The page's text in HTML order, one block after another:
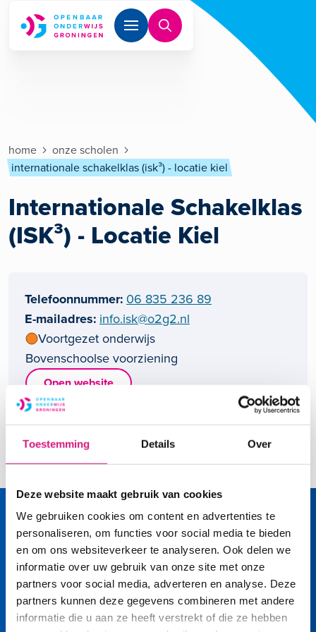
Toestemming Details Over
Deze website maakt gebruik van cookies
We gebruiken cookies om content en advertenties te
personaliseren, om functies voor social media te bieden
en om ons websiteverkeer te analyseren. Ook delen we
informatie over uw gebruik van onze site met onze
partners voor social media, adverteren en analyse. Deze
partners kunnen deze gegevens combineren met andere
informatie die u aan ze heeft verstrekt of die ze hebben
Overslaan en naar de inhoud gaan
Kruimelpad
home
onze scholen
internationale schakelklas (isk³) - locatie kiel
Internationale Schakelklas
(ISK³) - Locatie Kiel
Telefoonnummer 06 835 236 89
E-mailadres info.isk@o2g2.nl
Voortgezet onderwijs
Bovenschoolse voorziening
Open website
Straat en huisnummer
Postcode en plaats 9733 EB Groningen
Volg ons op